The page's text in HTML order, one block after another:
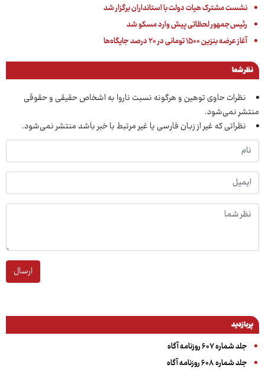
نشست مشترک هیات دولت با استانداران برگزار شد
رئیس‌جمهور لحظاتی پیش وارد مسکو شد
آغاز عرضه بنزین ۱۵۰۰ تومانی در ۲۰ درصد جایگاه‌ها
نظر شما
نظرات حاوی توهین و هرگونه نسبت ناروا به اشخاص حقیقی و حقوقی
منتشر نمی‌شود.
نظراتی که غیر از زبان فارسی یا غیر مرتبط با خبر باشد منتشر نمی‌شود.
ارسال
پربازدید
جلد شماره ۶۰۷ روزنامه آگاه
جلد شماره ۶۰۸ روزنامه آگاه